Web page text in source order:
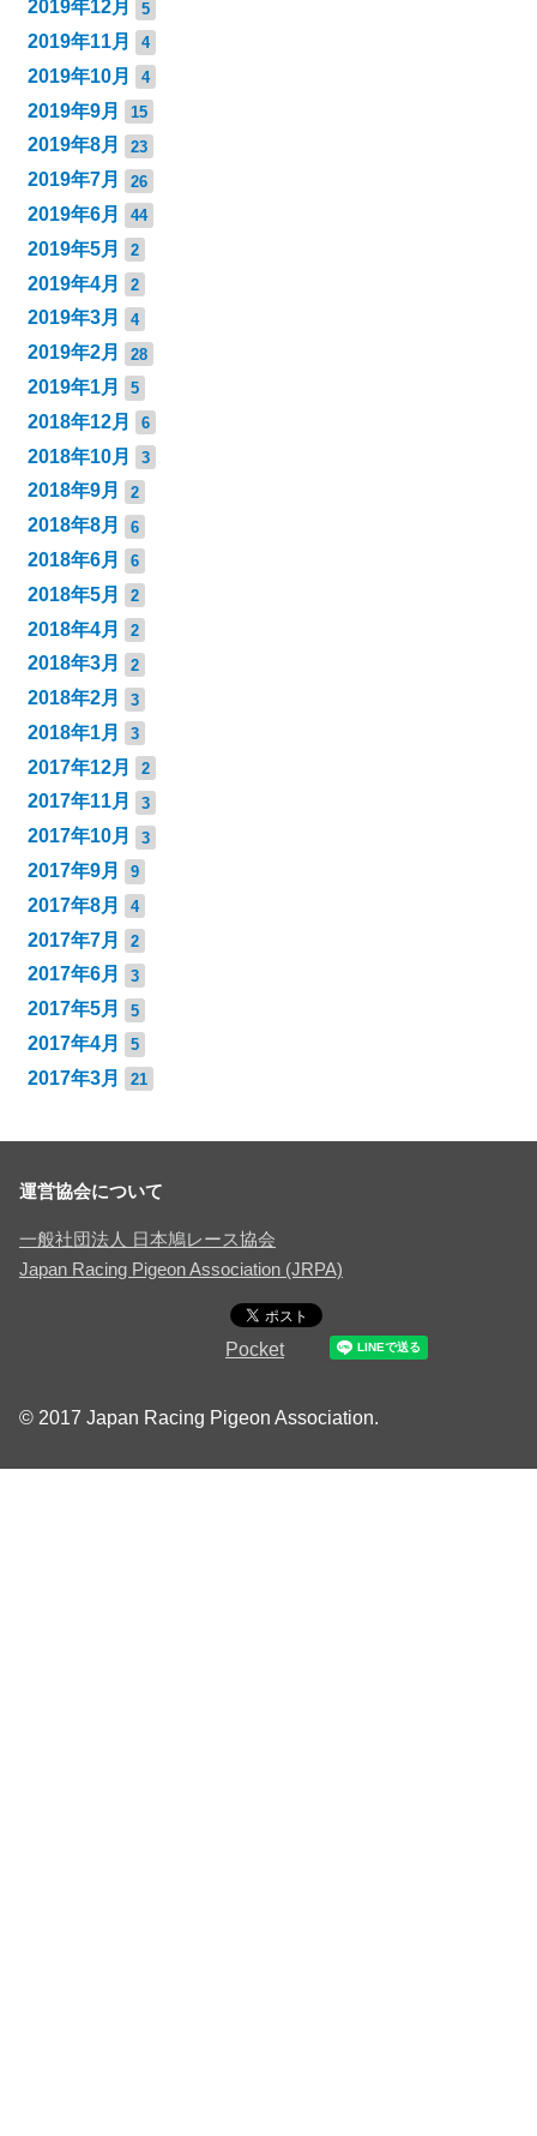
2019年12月 5
2019年11月 4
2019年10月 4
2019年9月 15
2019年8月 23
2019年7月 26
2019年6月 44
2019年5月 2
2019年4月 2
2019年3月 4
2019年2月 28
2019年1月 5
2018年12月 6
2018年10月 3
2018年9月 2
2018年8月 6
2018年6月 6
2018年5月 2
2018年4月 2
2018年3月 2
2018年2月 3
2018年1月 3
2017年12月 2
2017年11月 3
2017年10月 3
2017年9月 9
2017年8月 4
2017年7月 2
2017年6月 3
2017年5月 5
2017年4月 5
2017年3月 21
運営協会について
一般社団法人 日本鳩レース協会
Japan Racing Pigeon Association (JRPA)
Pocket
© 2017 Japan Racing Pigeon Association.